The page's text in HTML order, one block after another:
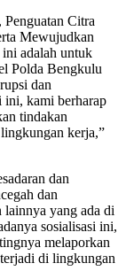
Citra
Mewujudkan
adalah untuk
Polda Bengkulu
dan
ini, kami berharap
tindakan
kerja,”
dan
dan
lainnya yang ada di
sosialisasi ini,
melaporkan
di lingkungan